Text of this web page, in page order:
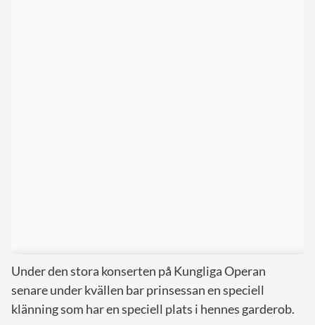
Under den stora konserten på Kungliga Operan
senare under kvällen bar prinsessan en speciell
klänning som har en speciell plats i hennes garderob.